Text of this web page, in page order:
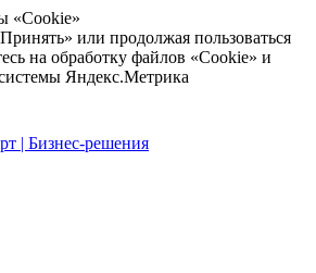
«Cookie»
или продолжая пользоваться
на обработку файлов «Cookie» и
Яндекс.Метрика
| Бизнес-решения